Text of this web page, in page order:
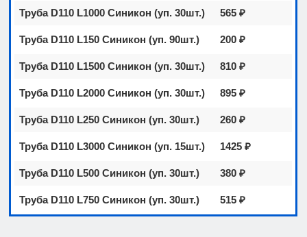
Труба D110 L1000 Синикон (уп. 30шт.) 565 ₽
Труба D110 L150 Синикон (уп. 90шт.) 200 ₽
Труба D110 L1500 Синикон (уп. 30шт.) 810 ₽
Труба D110 L2000 Синикон (уп. 30шт.) 895 ₽
Труба D110 L250 Синикон (уп. 30шт.) 260 ₽
Труба D110 L3000 Синикон (уп. 15шт.) 1425 ₽
Труба D110 L500 Синикон (уп. 30шт.) 380 ₽
Труба D110 L750 Синикон (уп. 30шт.) 515 ₽